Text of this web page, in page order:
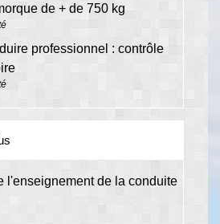
de + de 750 kg
professionnel : contrôle
l'enseignement de la conduite